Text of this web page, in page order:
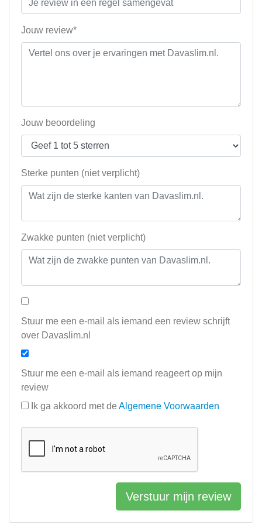
Jouw review*
Jouw beoordeling
Sterke punten (niet verplicht)
Zwakke punten (niet verplicht)
Stuur me een e-mail als iemand een review schrijft
over Davaslim.nl
Stuur me een e-mail als iemand reageert op mijn
review
Ik ga akkoord met de Algemene Voorwaarden
Verstuur mijn review